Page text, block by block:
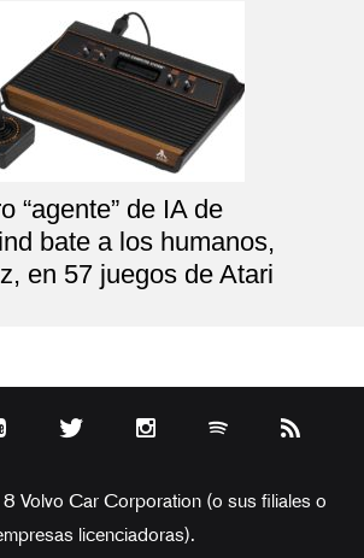
“agente” de IA de
bate a los humanos,
en 57 juegos de Atari
Volvo Car Corporation (o sus filiales o
licenciadoras).